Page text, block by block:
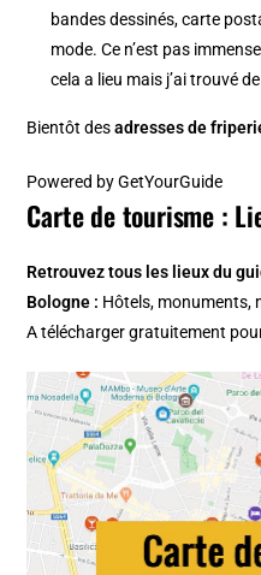
bandes dessinés, carte
mode. Ce n’est pas
cela a lieu mais j’ai trouvé
Bientôt desadresses de
Powered byGetYourGuide
Carte de tourisme :
Retrouvez tous les lieux du
Bologne : Hôtels, monuments,
A télécharger gratuitement